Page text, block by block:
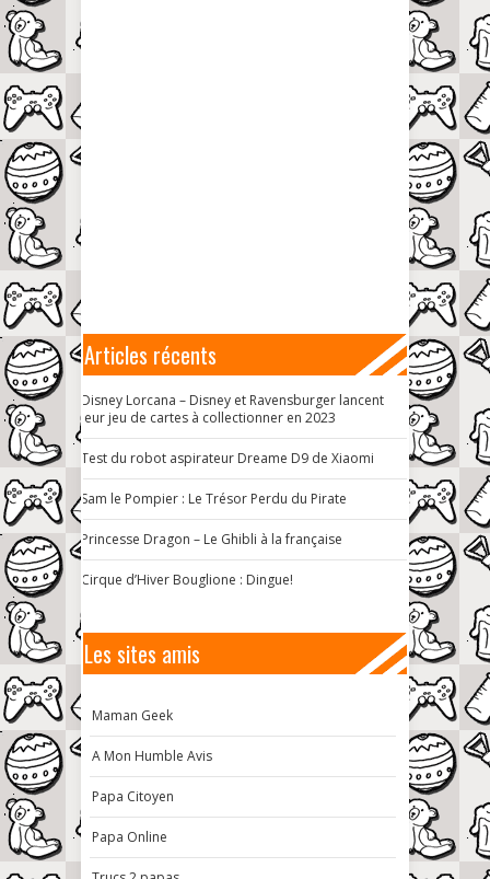
Articles récents
Disney Lorcana – Disney et Ravensburger lancent
leur jeu de cartes à collectionner en 2023
Test du robot aspirateur Dreame D9 de Xiaomi
Sam le Pompier : Le Trésor Perdu du Pirate
Princesse Dragon – Le Ghibli à la française
Cirque d’Hiver Bouglione : Dingue!
Les sites amis
Maman Geek
A Mon Humble Avis
Papa Citoyen
Papa Online